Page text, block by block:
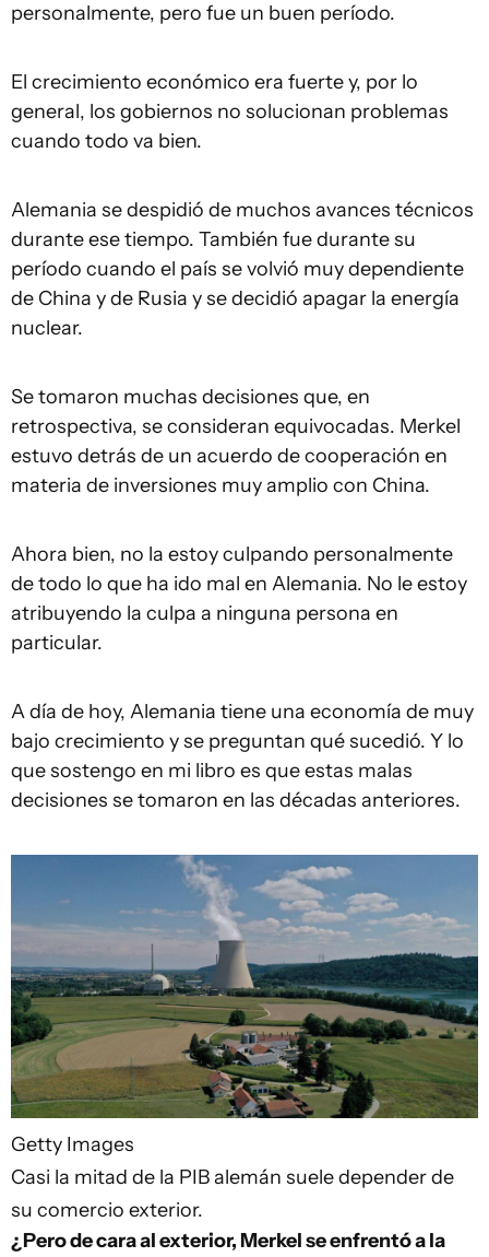
personalmente, pero fue un buen período.
El crecimiento económico era fuerte y, por lo
general, los gobiernos no solucionan problemas
cuando todo va bien.
Alemania se despidió de muchos avances técnicos
durante ese tiempo. También fue durante su
período cuando el país se volvió muy dependiente
de China y de Rusia y se decidió apagar la energía
nuclear.
Se tomaron muchas decisiones que, en
retrospectiva, se consideran equivocadas. Merkel
estuvo detrás de un acuerdo de cooperación en
materia de inversiones muy amplio con China.
Ahora bien, no la estoy culpando personalmente
de todo lo que ha ido mal en Alemania. No le estoy
atribuyendo la culpa a ninguna persona en
particular.
A día de hoy, Alemania tiene una economía de muy
bajo crecimiento y se preguntan qué sucedió. Y lo
que sostengo en mi libro es que estas malas
decisiones se tomaron en las décadas anteriores.
Getty Images
Casi la mitad de la PIB alemán suele depender de
su comercio exterior.
¿Pero de cara al exterior, Merkel se enfrentó a la